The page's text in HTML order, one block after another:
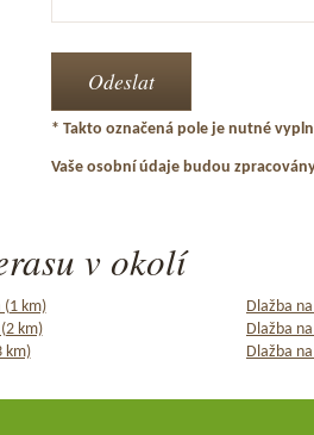
* Takto označená pole je nutné
Vaše osobní údaje budou
v okolí
(1 km)
Dlažba
km)
Dlažba
km)
Dlažba